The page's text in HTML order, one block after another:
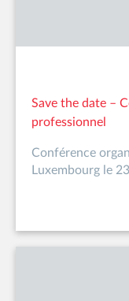
Save the date –
professionnel
Conférence
Luxembourg le